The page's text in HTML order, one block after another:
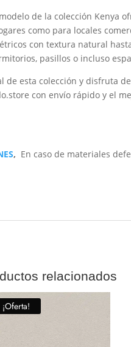
de la colección Kenya
como para locales
con textura natural
pasillos o incluso
esta colección y disfruta
con envío rápido y el
, En caso de materiales
relacionados
¡Oferta!